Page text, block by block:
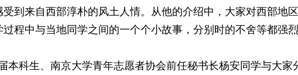
到来自西部淳朴的风土人情。从他的介绍中，大家对西部地
程中与当地同学之间的一个个小故事，分别时的不舍等都强
本科生、南京大学青年志愿者协会前任秘书长杨安同学与大